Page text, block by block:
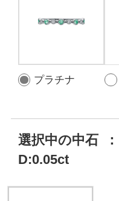
プラチナ
選択中の中石 ：
D:0.05ct